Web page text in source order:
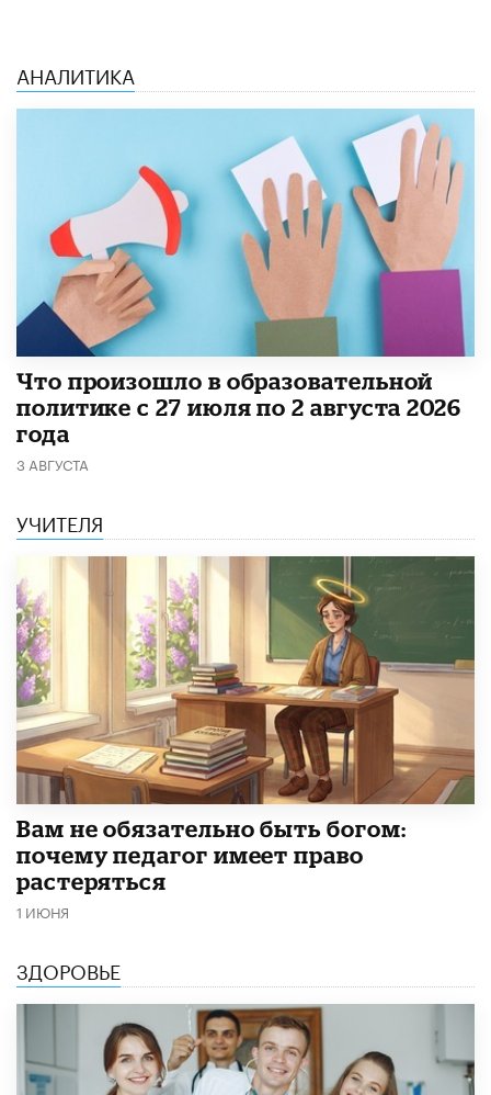
АНАЛИТИКА
​Что произошло в образовательной
политике с 27 июля по 2 августа 2026
года
3 АВГУСТА
УЧИТЕЛЯ
​Вам не обязательно быть богом:
почему педагог имеет право
растеряться
1 ИЮНЯ
ЗДОРОВЬЕ